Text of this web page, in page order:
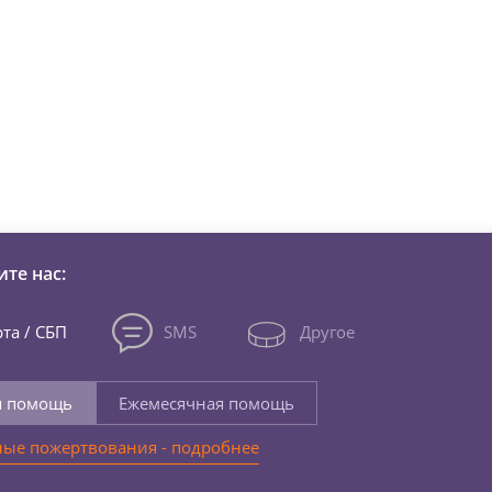
нас:
/ СБП SMS Другое
помощь
Ежемесячная помощь
пожертвования - подробнее